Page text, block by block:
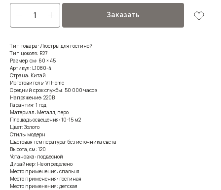
Заказать
Тип товара: Люстры для гостиной
Тип цоколя: E27
Размер, см: 60 × 45
Артикул: L1080-4
Страна: Китай
Изготовитель: VI Home
Средний срок службы: 50 000 часов
Напряжение: 220В
Гарантия: 1 год
Материал: Металл, перо
Площадь освещения: 10-15 м2
Цвет: Золото
Стиль: модерн
Цветовая температура: без источника света
Высота, см: 120
Установка: подвесной
Дизайнер: Не определено
Место применения: спальня
Место применения: гостиная
Место применения: детская